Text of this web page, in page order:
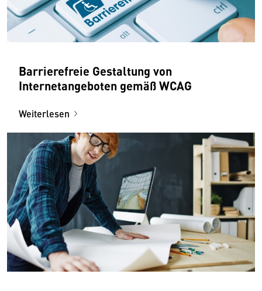
Barrierefreie Gestaltung von
Internetangeboten gemäß WCAG
Weiterlesen